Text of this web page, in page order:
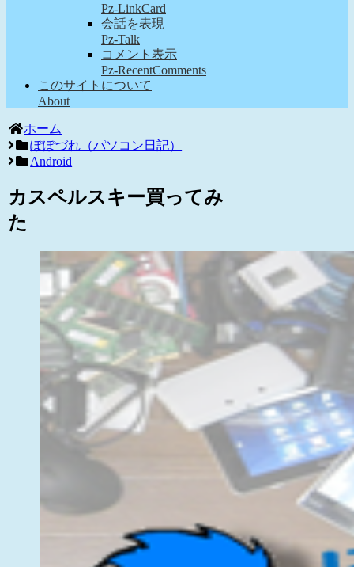
Pz-LinkCard
会話を表現
Pz-Talk
コメント表示
Pz-RecentComments
このサイトについて
About
ホーム
ぽぽづれ（パソコン日記）
Android
カスペルスキー買ってみ
た